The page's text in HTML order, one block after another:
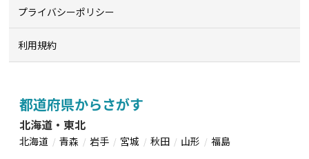
プライバシーポリシー
利用規約
都道府県からさがす
北海道・東北
北海道 青森 岩手 宮城 秋田 山形 福島